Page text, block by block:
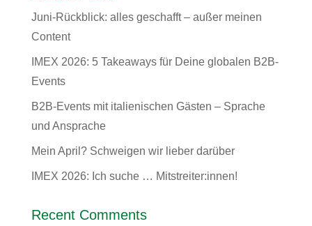
Juni-Rückblick: alles geschafft – außer meinen
Content
IMEX 2026: 5 Takeaways für Deine globalen B2B-
Events
B2B-Events mit italienischen Gästen – Sprache
und Ansprache
Mein April? Schweigen wir lieber darüber
IMEX 2026: Ich suche … Mitstreiter:innen!
Recent Comments